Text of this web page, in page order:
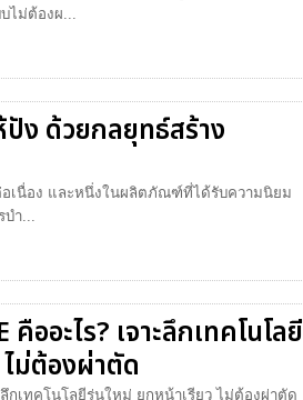
ไม่ต้องผ...
ง ด้วยกลยุทธ์สร้าง
เนื่อง และหนึ่งในผลิตภัณฑ์ที่ได้รับความนิยม
ำ...
อะไร? เจาะลึกเทคโนโลยี
ม่ต้องผ่าตัด
ลึกเทคโนโลยีรุ่นใหม่ ยกหน้าเรียว ไม่ต้องผ่าตัด